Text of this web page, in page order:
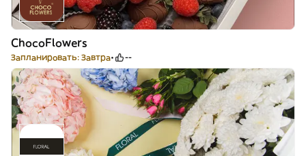
ChocoFlowers
Запланировать: Завтра --